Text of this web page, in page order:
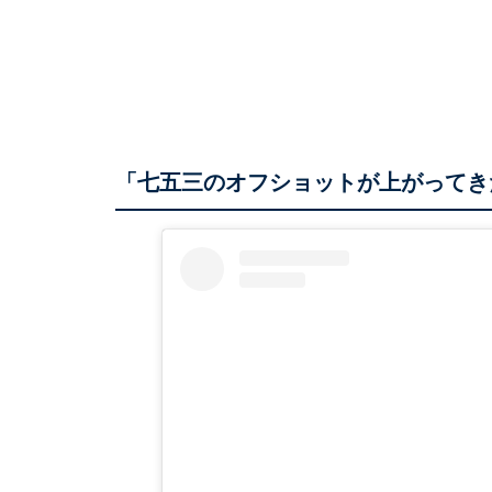
「七五三のオフショットが上がって